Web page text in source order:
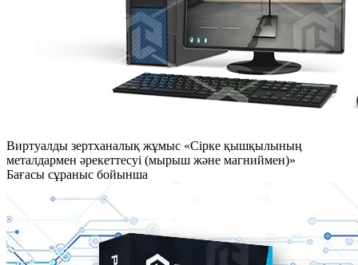
Виртуалды зертханалық жұмыс «Сірке қышқылының
металдармен әрекеттесуі (мырыш және магниймен)»
Бағасы сұраныс бойынша